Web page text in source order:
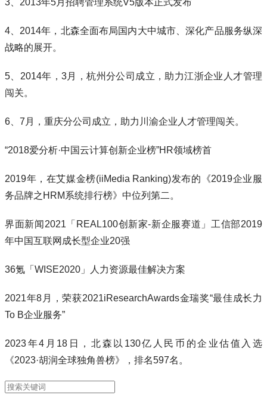
4、2014年，北森全面布局国内大中城市、深化产品服务纵深
战略的展开。
5、2014年，3月，杭州分公司成立，助力江浙企业人才管理
闯关。
6、7月，重庆分公司成立，助力川渝企业人才管理闯关。
“2018爱分析·中国云计算创新企业榜”HR领域榜首
2019年，在艾媒金榜(iiMedia Ranking)发布的《2019企业服
务品牌之HRM系统排行榜》中位列第二。
界面新闻2021「REAL100创新家-新企服赛道」工信部2019
年中国互联网成长型企业20强
36氪「WISE2020」人力资源最佳解决方案
2021年8月，荣获2021iResearchAwards金瑞奖“最佳成长力
To B企业服务”
2023年4月18日，北森以130亿人民币的企业估值入选
《2023·胡润全球独角兽榜》，排名597名。